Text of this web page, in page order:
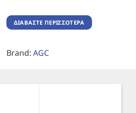
ΔΙΑΒΆΣΤΕ ΠΕΡΙΣΣΌΤΕΡΑ
Brand: AGC